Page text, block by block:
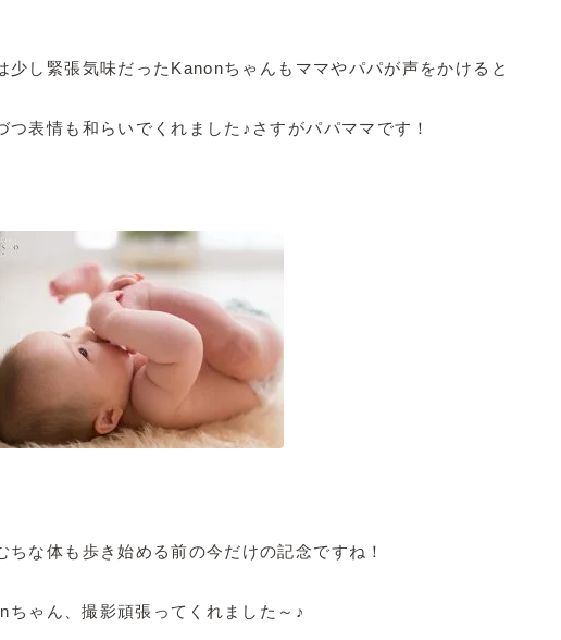
少し緊張気味だったKanonちゃんもママやパパが声をかけると
つ表情も和らいでくれました♪さすがパパママです！
ちな体も歩き始める前の今だけの記念ですね！
ちゃん、撮影頑張ってくれました～♪